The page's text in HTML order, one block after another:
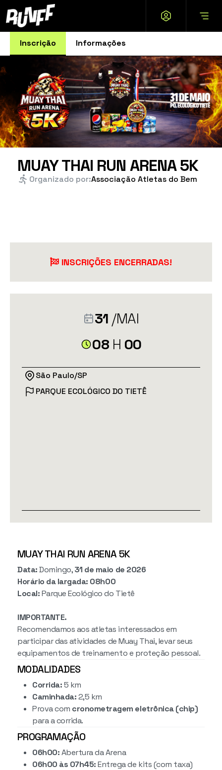
MUAY THAI RUN ARENA 5K
Organizado por:Associação Atletas do Bem
Inscrição Informações
INSCRIÇÕES ENCERRADAS!
31 /MAI
08 H 00
São Paulo/SP
PARQUE ECOLÓGICO DO TIETÊ
MUAY THAI RUN ARENA 5K
Data:Domingo,31 de maio de 2026
Horário da largada: 08h00
Local:Parque Ecológico do Tietê
IMPORTANTE.
Recomendamos aos atletas interessados em
participar das atividades de Muay Thai, levar seus
equipamentos de treinamento e proteção pessoal.
MODALIDADES
Corrida:5 km
Caminhada:2,5 km
Prova com cronometragem eletrônica (chip)
para a corrida.
PROGRAMAÇÃO
06h00:Abertura da Arena
06h00 às 07h45:Entrega de kits (com taxa)